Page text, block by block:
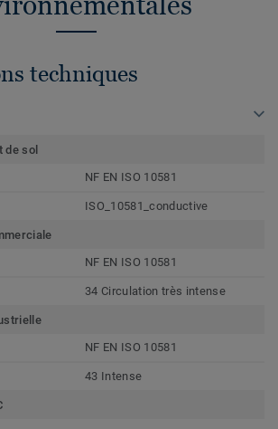
techniques
de sol
NF EN ISO 10581
ISO_10581_conductive
NF EN ISO 10581
34 Circulation très intense
NF EN ISO 10581
43 Intense